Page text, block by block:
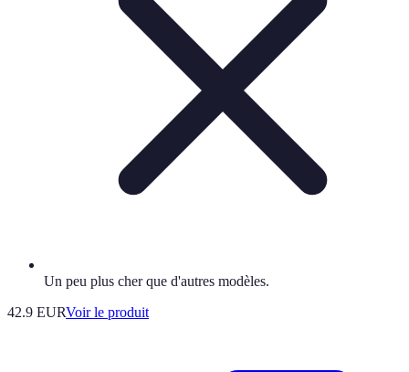
Un peu plus cher que d'autres modèles.
42.9 EURVoir le produit